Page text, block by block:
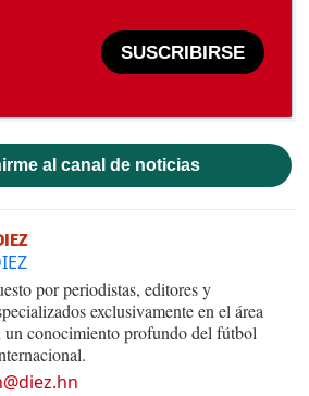
SUSCRIBIRSE
al canal de noticias
por periodistas, editores y
exclusivamente en el área
un conocimiento profundo del fútbol